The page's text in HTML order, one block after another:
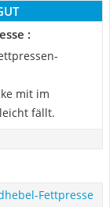
:
mit im
fällt.
Fettpresse